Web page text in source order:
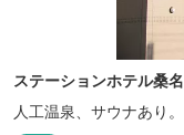
ステーションホテル桑名
人工温泉、サウナあり。